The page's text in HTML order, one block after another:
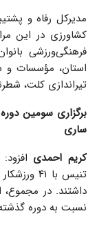
مدیرکل رفاه و
کشاورزی در این
استان، مؤسسات و
تیراندازی کلت،
برگزاری سومین
ساری
کریم احمدی
نسبت به دوره گذشته افزایش ۲۰